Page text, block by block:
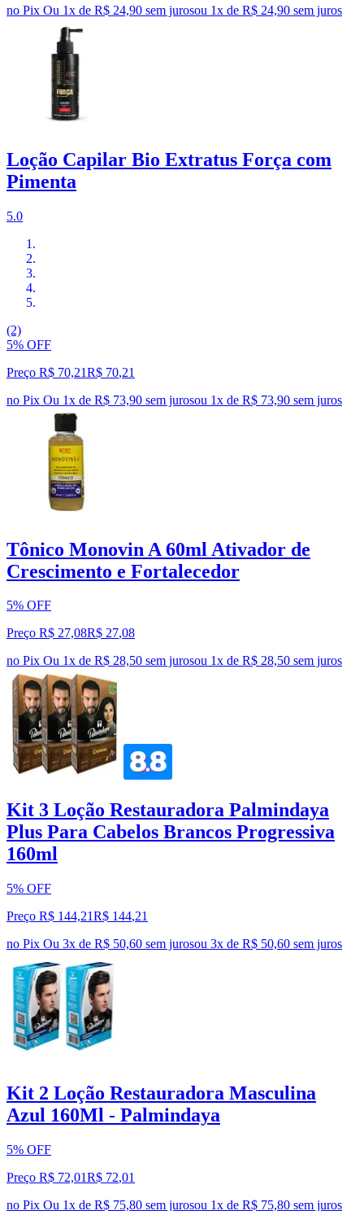
no Pix Ou 1x de R$ 24,90 sem jurosou 1x de R$ 24,90 sem juros
Loção Capilar Bio Extratus Força com
Pimenta
5.0
(2)
5% OFF
Preço R$ 70,21R$ 70,21
no Pix Ou 1x de R$ 73,90 sem jurosou 1x de R$ 73,90 sem juros
Tônico Monovin A 60ml Ativador de
Crescimento e Fortalecedor
5% OFF
Preço R$ 27,08R$ 27,08
no Pix Ou 1x de R$ 28,50 sem jurosou 1x de R$ 28,50 sem juros
Kit 3 Loção Restauradora Palmindaya
Plus Para Cabelos Brancos Progressiva
160ml
5% OFF
Preço R$ 144,21R$ 144,21
no Pix Ou 3x de R$ 50,60 sem jurosou 3x de R$ 50,60 sem juros
Kit 2 Loção Restauradora Masculina
Azul 160Ml - Palmindaya
5% OFF
Preço R$ 72,01R$ 72,01
no Pix Ou 1x de R$ 75,80 sem jurosou 1x de R$ 75,80 sem juros